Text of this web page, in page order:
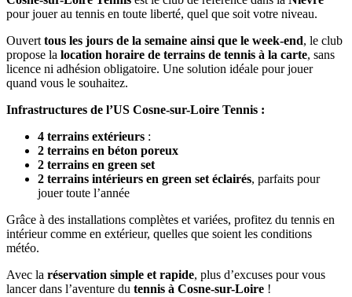
pour jouer au tennis en toute liberté, quel que soit votre niveau.
Ouverttous les jours de la semaine ainsi que le week-end, le club
propose la location horaire de terrains de tennis à la carte, sans
licence ni adhésion obligatoire. Une solution idéale pour jouer
quand vous le souhaitez.
Infrastructures de l’US Cosne-sur-Loire Tennis :
4 terrains extérieurs :
2 terrains en béton poreux
2 terrains en green set
2 terrains intérieurs en green set éclairés, parfaits pour
jouer toute l’année
Grâce à des installations complètes et variées, profitez du tennis en
intérieur comme en extérieur, quelles que soient les conditions
météo.
Avec la réservation simple et rapide, plus d’excuses pour vous
lancer dans l’aventure du tennis à Cosne-sur-Loire !